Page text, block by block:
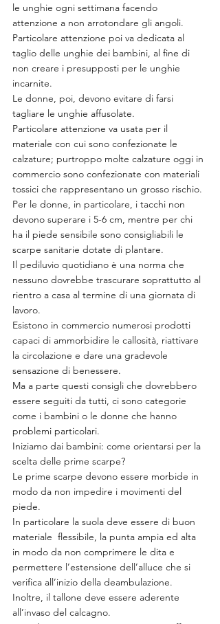
le unghie ogni settimana facendo
attenzione a non arrotondare gli angoli.
Particolare attenzione poi va dedicata al
taglio delle unghie dei bambini, al fine di
non creare i presupposti per le unghie
incarnite.
Le donne, poi, devono evitare di farsi
tagliare le unghie affusolate.
Particolare attenzione va usata per il
materiale con cui sono confezionate le
calzature; purtroppo molte calzature oggi in
commercio sono confezionate con materiali
tossici che rappresentano un grosso rischio.
Per le donne, in particolare, i tacchi non
devono superare i 5-6 cm, mentre per chi
ha il piede sensibile sono consigliabili le
scarpe sanitarie dotate di plantare.
Il pediluvio quotidiano è una norma che
nessuno dovrebbe trascurare soprattutto al
rientro a casa al termine di una giornata di
lavoro.
Esistono in commercio numerosi prodotti
capaci di ammorbidire le callosità, riattivare
la circolazione e dare una gradevole
sensazione di benessere.
Ma a parte questi consigli che dovrebbero
essere seguiti da tutti, ci sono categorie
come i bambini o le donne che hanno
problemi particolari.
Iniziamo dai bambini: come orientarsi per la
scelta delle prime scarpe?
Le prime scarpe devono essere morbide in
modo da non impedire i movimenti del
piede.
In particolare la suola deve essere di buon
materiale  flessibile, la punta ampia ed alta
in modo da non comprimere le dita e
permettere l’estensione dell’alluce che si
verifica all’inizio della deambulazione.
Inoltre, il tallone deve essere aderente
all’invaso del calcagno.